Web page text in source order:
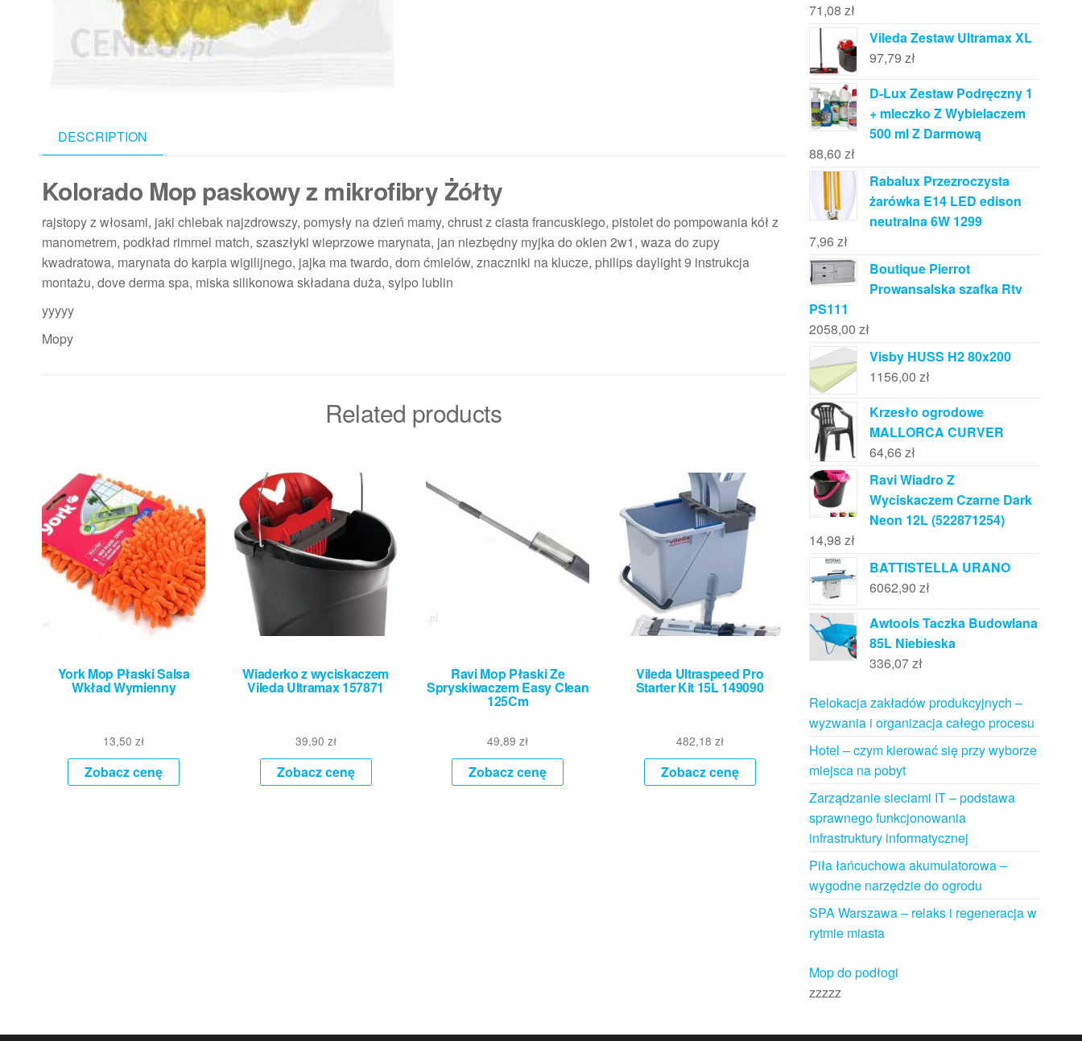
DESCRIPTION
Kolorado Mop paskowy z mikrofibry Żółty
rajstopy z włosami, jaki chlebak najzdrowszy, pomysły na dzień mamy, chrust z ciasta francuskiego, pistolet do pompowania kół z
manometrem, podkład rimmel match, szaszłyki wieprzowe marynata, jan niezbędny myjka do okien 2w1, waza do zupy
kwadratowa, marynata do karpia wigilijnego, jajka ma twardo, dom ćmielów, znaczniki na klucze, philips daylight 9 instrukcja
montażu, dove derma spa, miska silikonowa składana duża, sylpo lublin
yyyyy
Mopy
Related products
York Mop Płaski Salsa
Wkład Wymienny
13,50zł
Zobacz cenę
Wiaderko z wyciskaczem
Vileda Ultramax 157871
39,90 zł
Zobacz cenę
Ravi Mop Płaski Ze
Spryskiwaczem Easy Clean
125Cm
49,89zł
Zobacz cenę
Vileda Ultraspeed Pro
Starter Kit 15L 149090
482,18 zł
Zobacz cenę
71,08 zł
Vileda Zestaw Ultramax XL
97,79 zł
D-Lux Zestaw Podręczny 1
+ mleczko Z Wybielaczem
500 ml Z Darmową
88,60 zł
Rabalux Przezroczysta
żarówka E14 LED edison
neutralna 6W 1299
7,96 zł
Boutique Pierrot
Prowansalska szafka Rtv
PS111
2058,00 zł
Visby HUSS H2 80x200
1156,00 zł
Krzesło ogrodowe
MALLORCA CURVER
64,66 zł
Ravi Wiadro Z
Wyciskaczem Czarne Dark
Neon 12L (522871254)
14,98 zł
BATTISTELLA URANO
6062,90 zł
Awtools Taczka Budowlana
85L Niebieska
336,07zł
Relokacja zakładów produkcyjnych –
wyzwania i organizacja całego procesu
Hotel – czym kierować się przy wyborze
miejsca na pobyt
Zarządzanie sieciami IT – podstawa
sprawnego funkcjonowania
infrastruktury informatycznej
Piła łańcuchowa akumulatorowa –
wygodne narzędzie do ogrodu
SPA Warszawa – relaks i regeneracja w
rytmie miasta
Mop do podłogi
zzzzz